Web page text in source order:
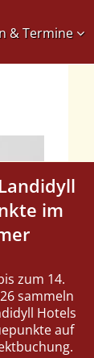
& Termine
im
zum 14.
sammeln
Hotels
auf